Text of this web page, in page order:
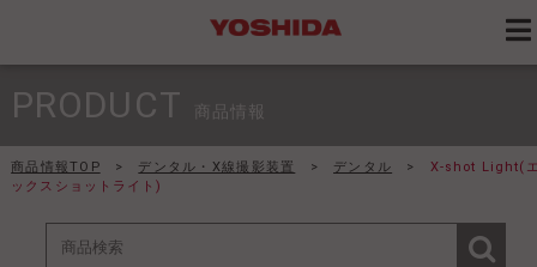
PRODUCT 商品情報
商品情報TOP > デンタル・X線撮影装置 > デンタル >
X-shot Light(
ックスショットライト)